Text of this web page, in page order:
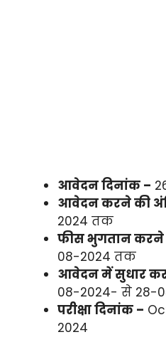
आवेदन दिनांक –
आवेदन करने की
2024 तक
फीस भुगतान करने
08-2024 तक
आवेदन में सुधार
08-2024- से 28-
परीक्षा दिनांक –
2024